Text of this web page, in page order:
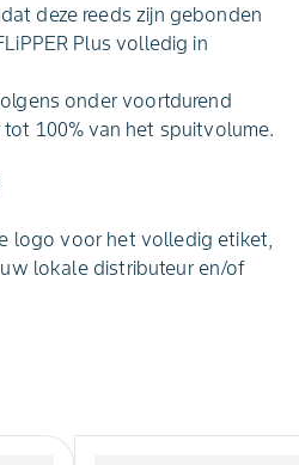
deze reeds zijn gebonden
Plus volledig in
onder voortdurend
100% van het spuitvolume.
logo voor het volledig etiket,
lokale distributeur en/of